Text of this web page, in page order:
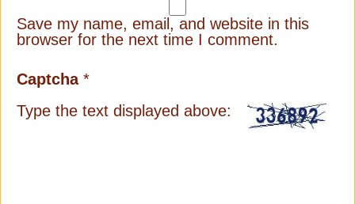
Save my name, email, and website in this
browser for the next time I comment.
Captcha *
Type the text displayed above: